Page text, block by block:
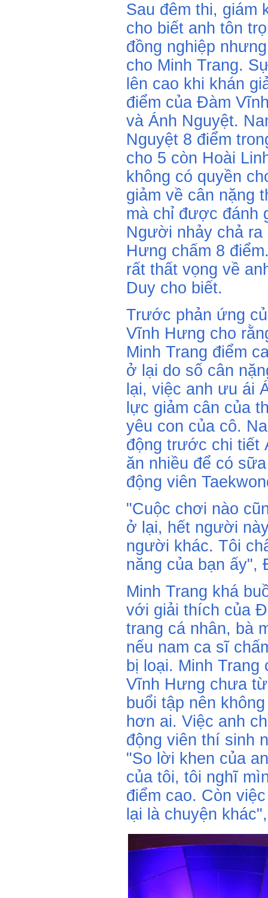
Sau đêm thi, giám
cho biết anh tôn
đồng nghiệp
cho Minh Trang.
lên cao khi khán
điểm của Đàm
và Ánh Nguyệt.
Nguyệt 8 điểm
cho 5 còn Hoài
không có quyền
giảm về cân nặng
mà chỉ được đánh
Người nhảy chả
Hưng chấm 8
rất thất vọng về
Duy cho biết.
Trước phản ứng
Vĩnh Hưng cho
Minh Trang điểm
ở lại do số cân
lại, việc anh ưu ái
lực giảm cân của
yêu con của cô.
động trước chi tiết
ăn nhiều để có
động viên
"Cuộc chơi nào
ở lại, hết người
người khác. Tôi
năng của bạn ấy",
Minh Trang khá
với giải thích của
trang cá nhân, bà
nếu nam ca sĩ
bị loại. Minh
Vĩnh Hưng chưa
buổi tập nên
hơn ai. Việc anh
động viên thí sinh
"So lời khen của
của tôi, tôi nghĩ
điểm cao. Còn
lại là chuyện